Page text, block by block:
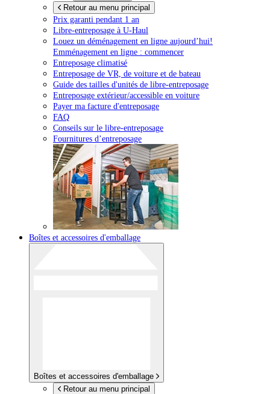
Retour au menu principal
Prix garanti pendant 1 an
Libre-entreposage à U-Haul
Louez un déménagement en ligne aujourd’hui!
Emménagement en ligne : commencer
Entreposage climatisé
Entreposage de VR, de voiture et de bateau
Guide des tailles d'unités de libre-entreposage
Entreposage extérieur/accessible en voiture
Payer ma facture d'entreposage
FAQ
Conseils sur le libre-entreposage
Fournitures d’entreposage
Boîtes et accessoires d'emballage
Boîtes et accessoires d'emballage
Retour au menu principal